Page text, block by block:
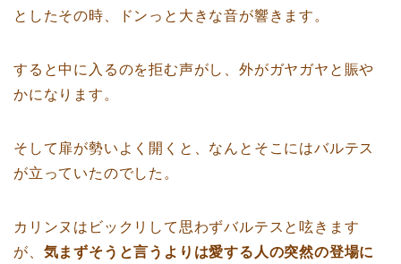
としたその時、ドンっと大きな音が響きます。
すると中に入るのを拒む声がし、外がガヤガヤと賑や
かになります。
そして扉が勢いよく開くと、なんとそこにはバルテス
が立っていたのでした。
カリンヌはビックリして思わずバルテスと呟きます
が、 気まずそうと言うよりは愛する人の突然の登場に